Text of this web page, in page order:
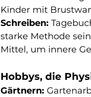
Kinder mit
Schreiben:
starke Methode
Mittel, um innere
Hobbys, die
Gärtnern: